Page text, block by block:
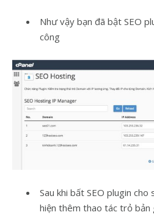
Như vậy bạn đã bật SEO
công
Sau khi bất SEO plugin
hiện thêm thao tác trỏ bản